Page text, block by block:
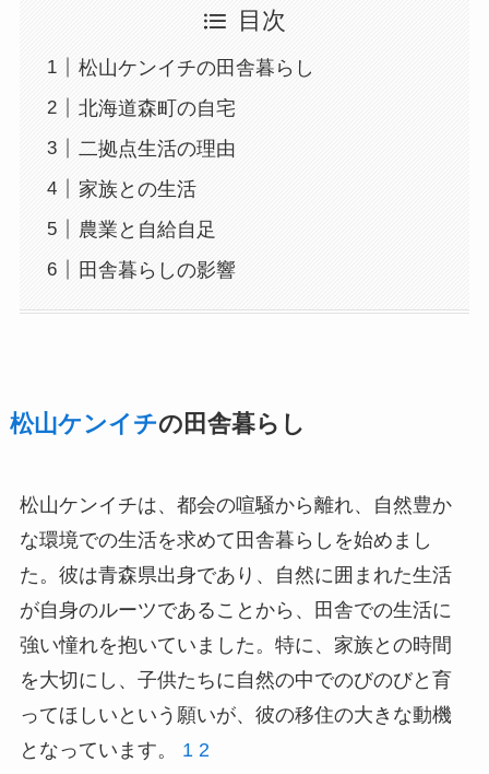
目次
松山ケンイチの田舎暮らし
北海道森町の自宅
二拠点生活の理由
家族との生活
農業と自給自足
田舎暮らしの影響
松山ケンイチの田舎暮らし
松山ケンイチは、都会の喧騒から離れ、自然豊か
な環境での生活を求めて田舎暮らしを始めまし
た。彼は青森県出身であり、自然に囲まれた生活
が自身のルーツであることから、田舎での生活に
強い憧れを抱いていました。特に、家族との時間
を大切にし、子供たちに自然の中でのびのびと育
ってほしいという願いが、彼の移住の大きな動機
となっています。 1 2